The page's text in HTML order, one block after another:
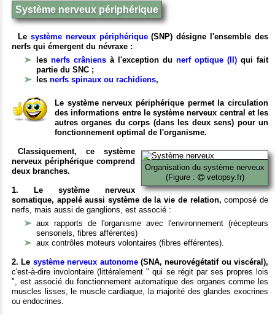
Système nerveux périphérique
Le système nerveux périphérique(SNP) désigne l'ensemble des
nerfs qui émergent du névraxe :
les nerfs crâniens à l'exception du nerf optique (II) qui fait
partie du SNC ;
les nerfs spinaux ou rachidiens,
Le système nerveux périphérique permet la circulation
des informations entre le système nerveux central et les
autres organes du corps (dans les deux sens) pour un
fonctionnement optimal de l'organisme.
Organisation du système nerveux
(Figure :
vetopsy.fr)
Classiquement, ce système
nerveux périphérique comprend
deux branches.
1. Le système nerveux
somatique, appelé aussi système de la vie de relation, composé de
nerfs, mais aussi de ganglions, est associé :
aux rapports de l'organisme avec l'environnement (récepteurs
sensoriels, fibres afférentes)
aux contrôles moteurs volontaires (fibres efférentes).
2. Le système nerveux autonome(SNA, neurovégétatif ou viscéral),
c'est-à-dire involontaire (littéralement " qui se régit par ses propres lois
", est associé du fonctionnement automatique des organes comme les
muscles lisses, le muscle cardiaque, la majorité des glandes exocrines
ou endocrines.